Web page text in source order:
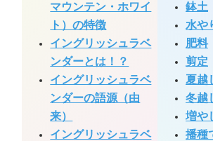
マウンテン・ホワイ
ト）の特徴
イングリッシュラベ
ンダーとは！？
イングリッシュラベ
ンダーの語源（由
来）
イングリッシュラベ
鉢土
水や
肥料
剪定
夏越
冬越
増や
播種